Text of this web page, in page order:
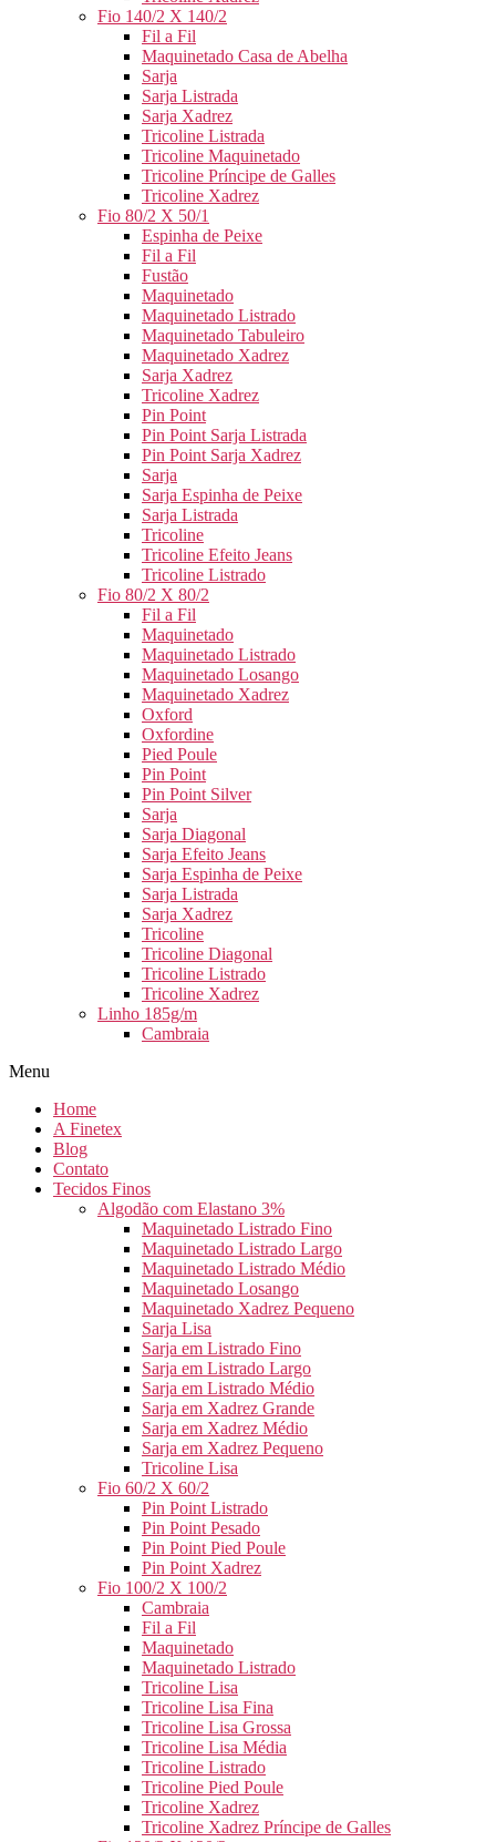
Fio 140/2 X 140/2
Fil a Fil
Maquinetado Casa de Abelha
Sarja
Sarja Listrada
Sarja Xadrez
Tricoline Listrada
Tricoline Maquinetado
Tricoline Príncipe de Galles
Tricoline Xadrez
Fio 80/2 X 50/1
Espinha de Peixe
Fil a Fil
Fustão
Maquinetado
Maquinetado Listrado
Maquinetado Tabuleiro
Maquinetado Xadrez
Sarja Xadrez
Tricoline Xadrez
Pin Point
Pin Point Sarja Listrada
Pin Point Sarja Xadrez
Sarja
Sarja Espinha de Peixe
Sarja Listrada
Tricoline
Tricoline Efeito Jeans
Tricoline Listrado
Fio 80/2 X 80/2
Fil a Fil
Maquinetado
Maquinetado Listrado
Maquinetado Losango
Maquinetado Xadrez
Oxford
Oxfordine
Pied Poule
Pin Point
Pin Point Silver
Sarja
Sarja Diagonal
Sarja Efeito Jeans
Sarja Espinha de Peixe
Sarja Listrada
Sarja Xadrez
Tricoline
Tricoline Diagonal
Tricoline Listrado
Tricoline Xadrez
Linho 185g/m
Cambraia
Menu
Home
A Finetex
Blog
Contato
Tecidos Finos
Algodão com Elastano 3%
Maquinetado Listrado Fino
Maquinetado Listrado Largo
Maquinetado Listrado Médio
Maquinetado Losango
Maquinetado Xadrez Pequeno
Sarja Lisa
Sarja em Listrado Fino
Sarja em Listrado Largo
Sarja em Listrado Médio
Sarja em Xadrez Grande
Sarja em Xadrez Médio
Sarja em Xadrez Pequeno
Tricoline Lisa
Fio 60/2 X 60/2
Pin Point Listrado
Pin Point Pesado
Pin Point Pied Poule
Pin Point Xadrez
Fio 100/2 X 100/2
Cambraia
Fil a Fil
Maquinetado
Maquinetado Listrado
Tricoline Lisa
Tricoline Lisa Fina
Tricoline Lisa Grossa
Tricoline Lisa Média
Tricoline Listrado
Tricoline Pied Poule
Tricoline Xadrez
Tricoline Xadrez Príncipe de Galles